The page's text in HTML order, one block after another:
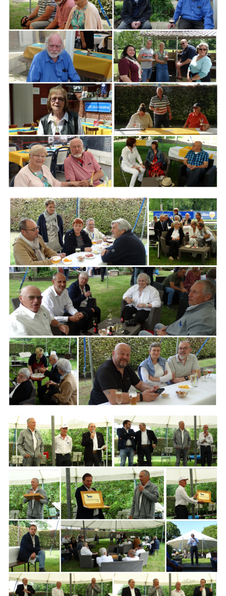
Branding
ARMCHAIR
Branding
ARMCHAIR